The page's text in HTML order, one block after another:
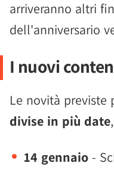
arriveranno altri
dell'anniversario
I nuovi
Le novità previste
divise in più date
14 gennaio -